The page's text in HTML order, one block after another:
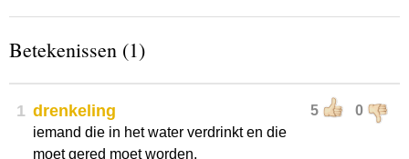
Betekenissen (1)
1 5 0
drenkeling
iemand die in het water verdrinkt en die
moet gered moet worden.